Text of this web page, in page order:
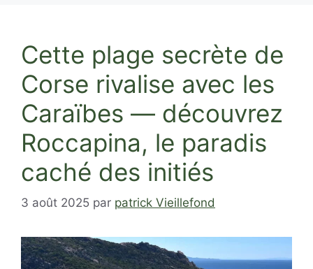
Cette plage secrète de
Corse rivalise avec les
Caraïbes — découvrez
Roccapina, le paradis
caché des initiés
3 août 2025 par patrick Vieillefond